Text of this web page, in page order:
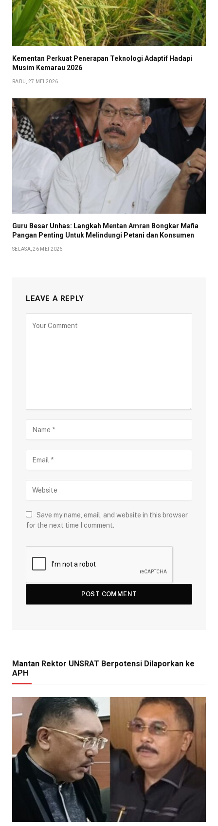
Kementan Perkuat Penerapan Teknologi Adaptif Hadapi
Musim Kemarau 2026
RABU, 27 MEI 2026
Guru Besar Unhas: Langkah Mentan Amran Bongkar Mafia
Pangan Penting Untuk Melindungi Petani dan Konsumen
SELASA, 26 MEI 2026
LEAVE A REPLY
Save my name, email, and website in this browser
for the next time I comment.
Mantan Rektor UNSRAT Berpotensi Dilaporkan ke
APH